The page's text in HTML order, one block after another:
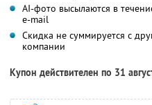
AI-фото высылаются в
e-mail
Скидка не суммируется с
компании
Купон действителен по 31